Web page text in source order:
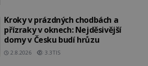
Kroky v prázdných chodbách a
přízraky v oknech: Nejděsivější
domy v Česku budí hrůzu
2.8.2026 3.3TIS